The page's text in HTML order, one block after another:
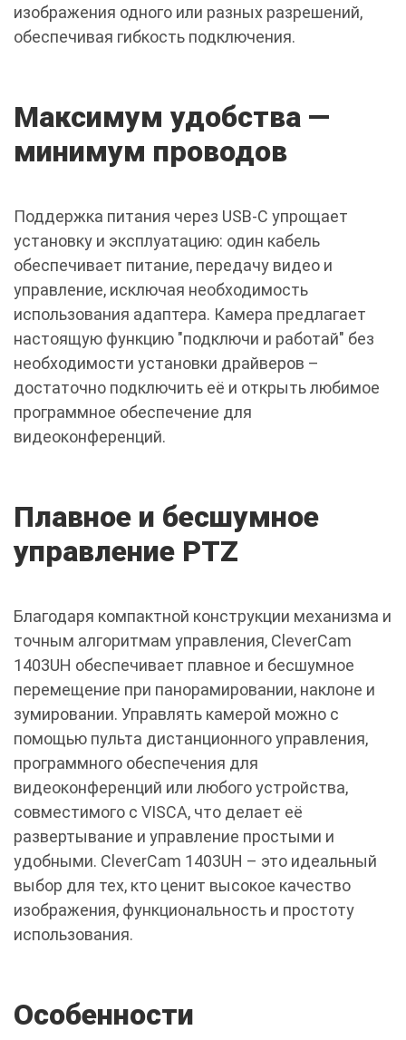
изображения одного или разных разрешений,
обеспечивая гибкость подключения.
Максимум удобства —
минимум проводов
Поддержка питания через USB-C упрощает
установку и эксплуатацию: один кабель
обеспечивает питание, передачу видео и
управление, исключая необходимость
использования адаптера. Камера предлагает
настоящую функцию "подключи и работай" без
необходимости установки драйверов –
достаточно подключить её и открыть любимое
программное обеспечение для
видеоконференций.
Плавное и бесшумное
управление PTZ
Благодаря компактной конструкции механизма и
точным алгоритмам управления, CleverCam
1403UH обеспечивает плавное и бесшумное
перемещение при панорамировании, наклоне и
зумировании. Управлять камерой можно с
помощью пульта дистанционного управления,
программного обеспечения для
видеоконференций или любого устройства,
совместимого с VISCA, что делает её
развертывание и управление простыми и
удобными. CleverCam 1403UH – это идеальный
выбор для тех, кто ценит высокое качество
изображения, функциональность и простоту
использования.
Особенности